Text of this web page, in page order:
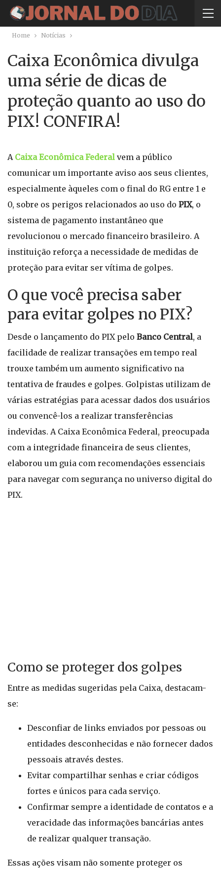
Home Notícias
Caixa Econômica divulga
uma série de dicas de
proteção quanto ao uso do
PIX! CONFIRA!
A Caixa Econômica Federal vem a público
comunicar um importante aviso aos seus clientes,
especialmente àqueles com o final do RG entre 1 e
0, sobre os perigos relacionados ao uso do PIX, o
sistema de pagamento instantâneo que
revolucionou o mercado financeiro brasileiro. A
instituição reforça a necessidade de medidas de
proteção para evitar ser vítima de golpes.
O que você precisa saber
para evitar golpes no PIX?
Desde o lançamento do PIX pelo Banco Central, a
facilidade de realizar transações em tempo real
trouxe também um aumento significativo na
tentativa de fraudes e golpes. Golpistas utilizam de
várias estratégias para acessar dados dos usuários
ou convencê-los a realizar transferências
indevidas. A Caixa Econômica Federal, preocupada
com a integridade financeira de seus clientes,
elaborou um guia com recomendações essenciais
para navegar com segurança no universo digital do
PIX.
Como se proteger dos golpes
Entre as medidas sugeridas pela Caixa, destacam-
se:
Desconfiar de links enviados por pessoas ou
entidades desconhecidas e não fornecer dados
pessoais através destes.
Evitar compartilhar senhas e criar códigos
fortes e únicos para cada serviço.
Confirmar sempre a identidade de contatos e a
veracidade das informações bancárias antes
de realizar qualquer transação.
Essas ações visam não somente proteger os